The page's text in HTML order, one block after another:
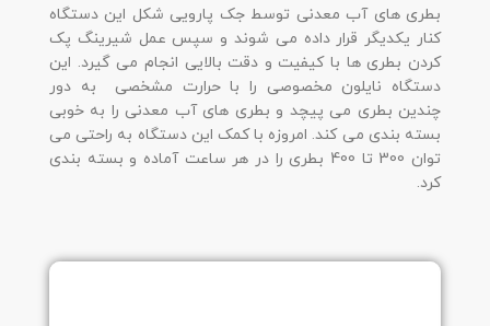
بطری های آب معدنی توسط جک پارویی شکل این دستگاه
کنار یکدیگر قرار داده می شوند و سپس عمل شیرینگ پک
کردن بطری ها با کیفیت و دقت بالایی انجام می گیرد. این
دستگاه نایلون مخصوصی را با حرارت مشخصی به دور
چندین بطری می پیچد و بطری های آب معدنی را به خوبی
بسته بندی می کند. امروزه با کمک این دستگاه به راحتی می
توان 300 تا 400 بطری را در هر ساعت آماده و بسته بندی
کرد.